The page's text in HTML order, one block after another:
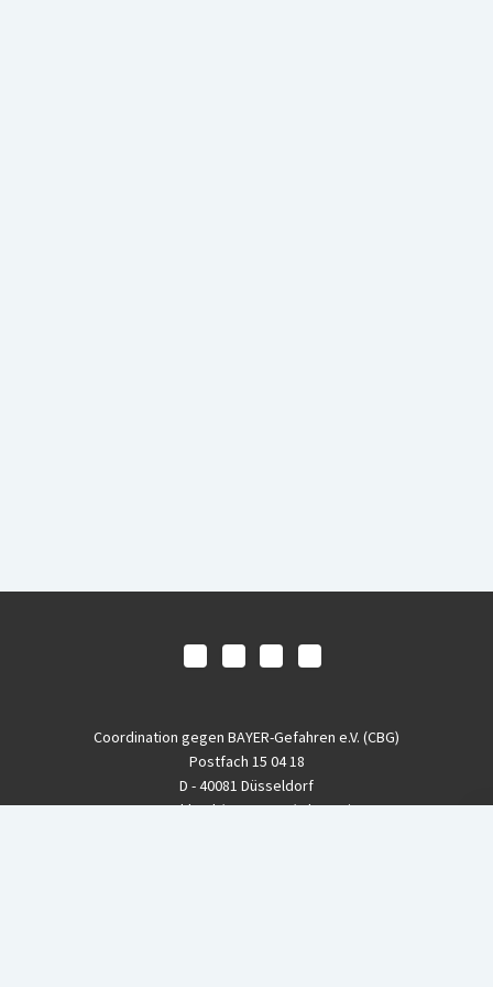
Coordination gegen BAYER-Gefahren e.V. (CBG)
Postfach 15 04 18
D - 40081 Düsseldorf
Deutschland / Germany / Alemania